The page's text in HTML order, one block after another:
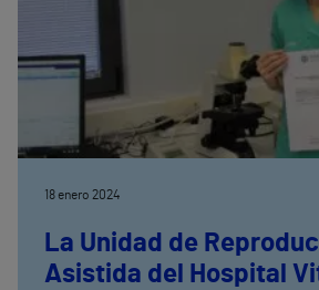
18 enero 2024
La Unidad de
Asistida del Hospital